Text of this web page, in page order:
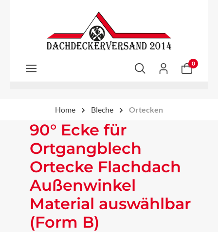
Zum Hauptinhalt springen
0
Home Bleche Ortecken
90° Ecke für
Ortgangblech
Ortecke Flachdach
Außenwinkel
Material auswählbar
(Form B)